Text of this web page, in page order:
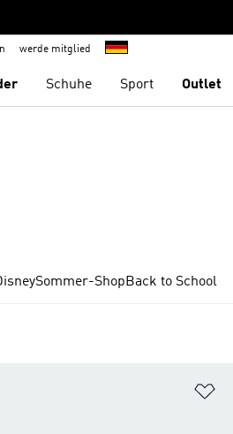
werde mitglied
Schuhe Sport Outlet
Sommer-ShopBack to School